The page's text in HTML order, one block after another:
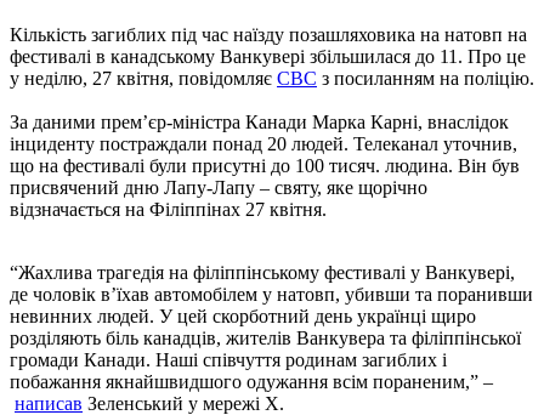
Кількість загиблих під час наїзду позашляховика на натовп на
фестивалі в канадському Ванкувері збільшилася до 11. Про це
у неділю, 27 квітня, повідомляє CBC з посиланням на поліцію.
За даними прем’єр-міністра Канади Марка Карні, внаслідок
інциденту постраждали понад 20 людей. Телеканал уточнив,
що на фестивалі були присутні до 100 тисяч. людина. Він був
присвячений дню Лапу-Лапу – святу, яке щорічно
відзначається на Філіппінах 27 квітня.
“Жахлива трагедія на філіппінському фестивалі у Ванкувері,
де чоловік в’їхав автомобілем у натовп, убивши та поранивши
невинних людей. У цей скорботний день українці щиро
розділяють біль канадців, жителів Ванкувера та філіппінської
громади Канади. Наші співчуття родинам загиблих і
побажання якнайшвидшого одужання всім пораненим,” –
написав Зеленський у мережі Х.